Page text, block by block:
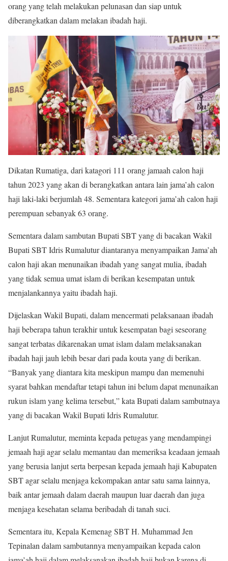
orang yang telah melakukan pelunasan dan siap untuk
diberangkatkan dalam melakan ibadah haji.
Dikatan Rumatiga, dari katagori 111 orang jamaah calon haji
tahun 2023 yang akan di berangkatkan antara lain jama’ah calon
haji laki-laki berjumlah 48. Sementara kategori jama’ah calon haji
perempuan sebanyak 63 orang.
Sementara dalam sambutan Bupati SBT yang di bacakan Wakil
Bupati SBT Idris Rumalutur diantaranya menyampaikan Jama’ah
calon haji akan menunaikan ibadah yang sangat mulia, ibadah
yang tidak semua umat islam di berikan kesempatan untuk
menjalankannya yaitu ibadah haji.
Dijelaskan Wakil Bupati, dalam mencermati pelaksanaan ibadah
haji beberapa tahun terakhir untuk kesempatan bagi seseorang
sangat terbatas dikarenakan umat islam dalam melaksanakan
ibadah haji jauh lebih besar dari pada kouta yang di berikan.
“Banyak yang diantara kita meskipun mampu dan memenuhi
syarat bahkan mendaftar tetapi tahun ini belum dapat menunaikan
rukun islam yang kelima tersebut,” kata Bupati dalam sambutnaya
yang di bacakan Wakil Bupati Idris Rumalutur.
Lanjut Rumalutur, meminta kepada petugas yang mendampingi
jemaah haji agar selalu memantau dan memeriksa keadaan jemaah
yang berusia lanjut serta berpesan kepada jemaah haji Kabupaten
SBT agar selalu menjaga kekompakan antar satu sama lainnya,
baik antar jemaah dalam daerah maupun luar daerah dan juga
menjaga kesehatan selama beribadah di tanah suci.
Sementara itu, Kepala Kemenag SBT H. Muhammad Jen
Tepinalan dalam sambutannya menyampaikan kepada calon